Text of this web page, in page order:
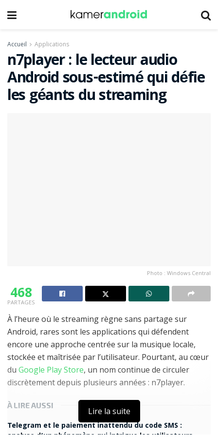
Accueil Applications
n7player : le lecteur audio
Android sous-estimé qui défie
les géants du streaming
Photo : Windows Central
468
PARTAGES
À l’heure où le streaming règne sans partage sur
Android, rares sont les applications qui défendent
encore une approche centrée sur la musique locale,
stockée et maîtrisée par l’utilisateur. Pourtant, au cœur
du Google Play Store, un nom continue de circuler
discrètement depuis plusieurs années : n7player.
À LIRE AUSSI
Telegram et le paiement inattendu du code SMS :
Lire la suite